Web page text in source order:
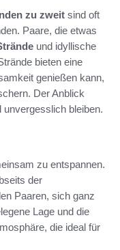
zu zweit sind oft
Paare, die etwas
und idyllische
bieten eine
genießen kann,
Der Anblick
bleiben.
zu entspannen.
der
Paaren, sich ganz
Lage und die
die ideal für